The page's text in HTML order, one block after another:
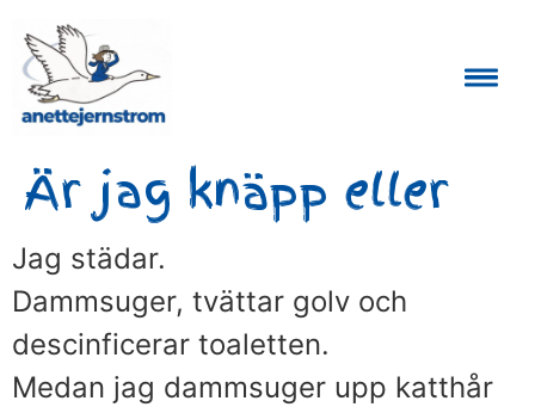
Är jag knäpp eller
Jag städar.
Dammsuger, tvättar golv och
descinficerar toaletten.
Medan jag dammsuger upp katthår